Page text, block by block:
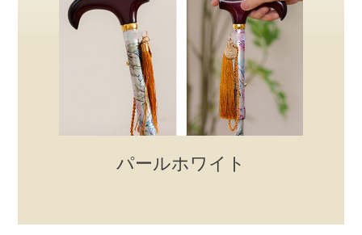
パールホワイト